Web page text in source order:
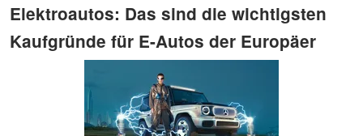
Elektroautos: Das sind die wichtigsten
Kaufgründe für E-Autos der Europäer